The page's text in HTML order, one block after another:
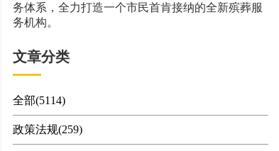
务体系，全力打造一个市民首肯接纳的全新殡葬服
务机构。
文章分类
全部(5114)
政策法规(259)